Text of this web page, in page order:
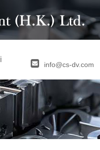
info@cs-dv.com